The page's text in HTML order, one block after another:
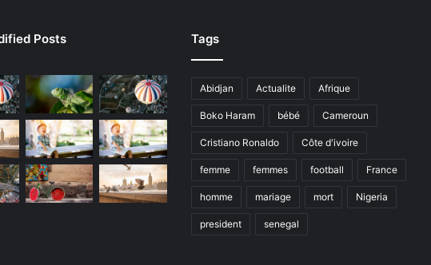
Posts Tags
Abidjan Actualite Afrique
Boko Haram bébé Cameroun
Cristiano Ronaldo Côte d'ivoire
femme femmes football France
homme mariage mort Nigeria
president senegal